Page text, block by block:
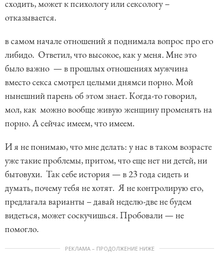
сходить, может к психологу или сексологу –
отказывается.
в самом начале отношений я поднимала вопрос про его
либидо. Ответил, что высокое, как у меня. Мне это
было важно — в прошлых отношениях мужчина
вместо секса смотрел целыми днямси порно. Мой
нынешний парень об этом знает. Когда-то говорил,
мол, как можно вообще живую женщину променять на
порно. А сейчас имеем, что имеем.
И я не понимаю, что мне делать: у нас в таком возрасте
уже такие проблемы, притом, что еще нет ни детей, ни
бытовухи. Так себе история — в 23 года сидеть и
думать, почему тебя не хотят. Я не контролирую его,
предлагала варианты – давай неделю-две не будем
видеться, может соскучишься. Пробовали — не
помогло.
РЕКЛАМА – ПРОДОЛЖЕНИЕ НИЖЕ